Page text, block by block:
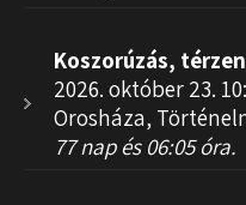
Koszorúzás,
2026. október 23.
Orosháza,
77 nap és 06:05 óra.